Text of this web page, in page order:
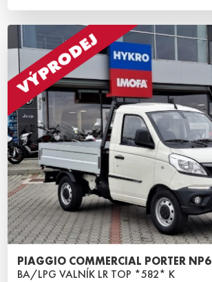
PIAGGIO COMMERCIAL PORTER NP6
BA/LPG VALNÍK LR TOP *582* K